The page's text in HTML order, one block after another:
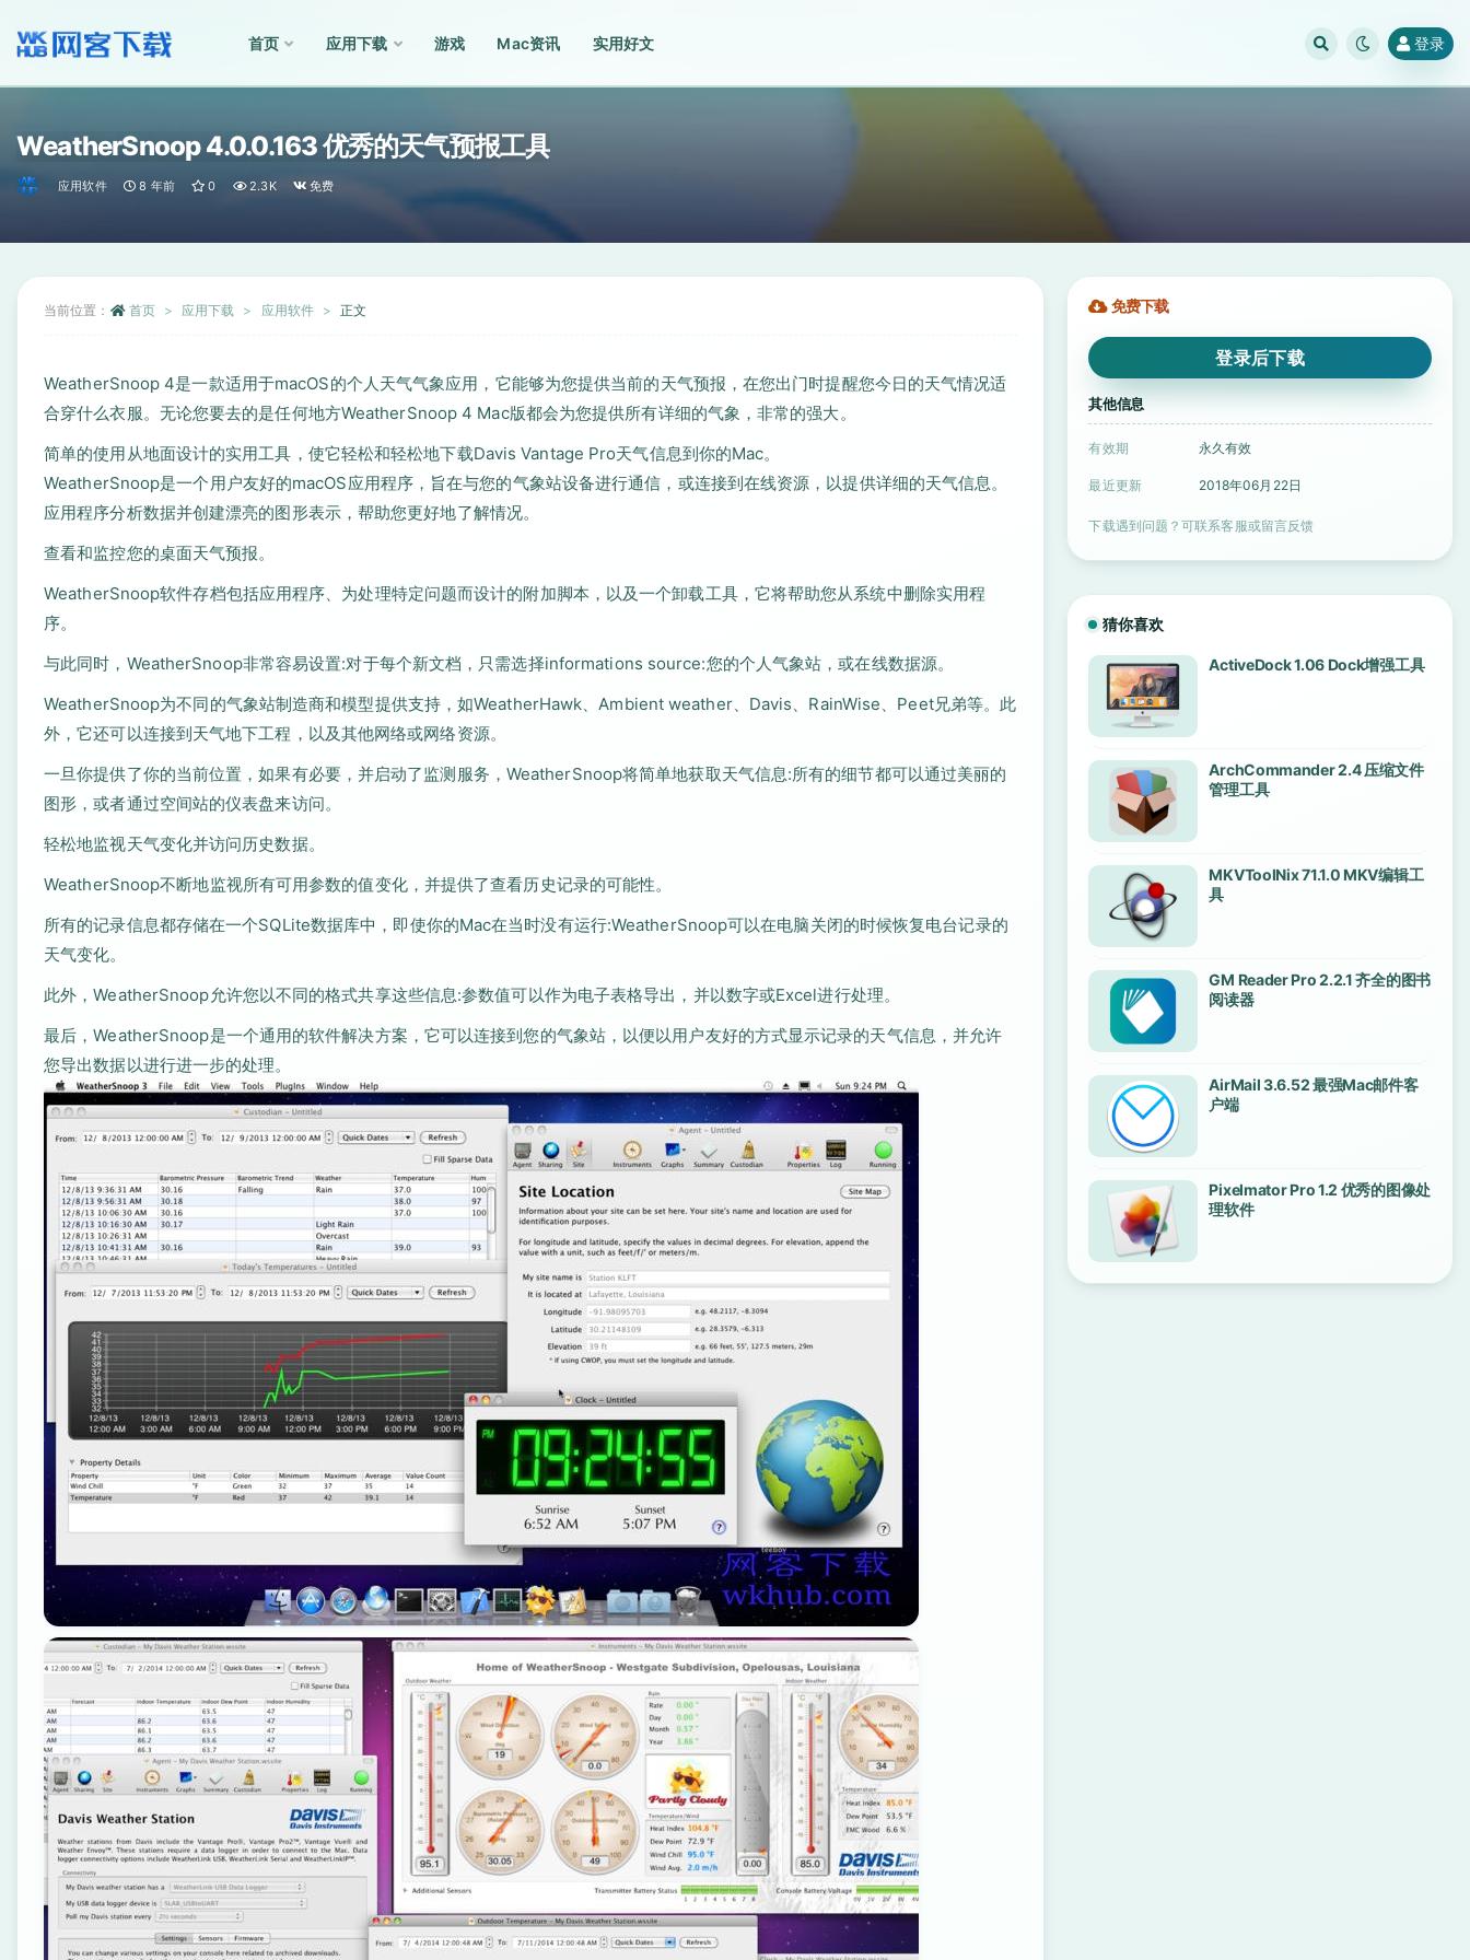
首页 应用下载 游戏 Mac资讯 实用好文 登录
WeatherSnoop 4.0.0.163 优秀的天气预报工具
应用软件 8 年前 0 2.3K 免费
当前位置： 首页 应用下载 应用软件 正文
WeatherSnoop 4是一款适用于macOS的个人天气气象应用，它能够为您提供当前的天气预报，在您出门时提醒您今日的天气情况适
合穿什么衣服。无论您要去的是任何地方WeatherSnoop 4 Mac版都会为您提供所有详细的气象，非常的强大。
简单的使用从地面设计的实用工具，使它轻松和轻松地下载Davis Vantage Pro天气信息到你的Mac。
WeatherSnoop是一个用户友好的macOS应用程序，旨在与您的气象站设备进行通信，或连接到在线资源，以提供详细的天气信息。
应用程序分析数据并创建漂亮的图形表示，帮助您更好地了解情况。
查看和监控您的桌面天气预报。
WeatherSnoop软件存档包括应用程序、为处理特定问题而设计的附加脚本，以及一个卸载工具，它将帮助您从系统中删除实用程
序。
与此同时，WeatherSnoop非常容易设置:对于每个新文档，只需选择informations source:您的个人气象站，或在线数据源。
WeatherSnoop为不同的气象站制造商和模型提供支持，如WeatherHawk、Ambient weather、Davis、RainWise、Peet兄弟等。此
外，它还可以连接到天气地下工程，以及其他网络或网络资源。
一旦你提供了你的当前位置，如果有必要，并启动了监测服务，WeatherSnoop将简单地获取天气信息:所有的细节都可以通过美丽的
图形，或者通过空间站的仪表盘来访问。
轻松地监视天气变化并访问历史数据。
WeatherSnoop不断地监视所有可用参数的值变化，并提供了查看历史记录的可能性。
所有的记录信息都存储在一个SQLite数据库中，即使你的Mac在当时没有运行:WeatherSnoop可以在电脑关闭的时候恢复电台记录的
天气变化。
此外，WeatherSnoop允许您以不同的格式共享这些信息:参数值可以作为电子表格导出，并以数字或Excel进行处理。
最后，WeatherSnoop是一个通用的软件解决方案，它可以连接到您的气象站，以便以用户友好的方式显示记录的天气信息，并允许
您导出数据以进行进一步的处理。
免费下载
登录后下载
其他信息
有效期 永久有效
最近更新 2018年06月22日
下载遇到问题？可联系客服或留言反馈
猜你喜欢
ActiveDock 1.06 Dock增强工具
ArchCommander 2.4 压缩文件
管理工具
MKVToolNix 71.1.0 MKV编辑工
具
GM Reader Pro 2.2.1 齐全的图书
阅读器
AirMail 3.6.52 最强Mac邮件客
户端
Pixelmator Pro 1.2 优秀的图像处
理软件